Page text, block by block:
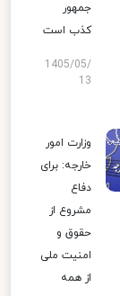
جمهور
کذب است
1405/05/
13
وزارت امور
خارجه: برای
دفاع
مشروع از
حقوق و
امنیت ملی
از همه